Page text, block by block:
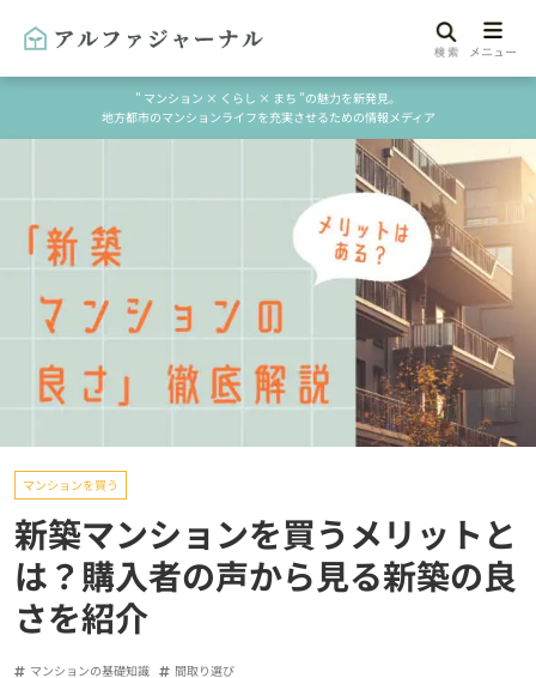
" マンション × くらし × まち "の魅力を新発見。
地方都市のマンションライフを充実させるための情報メディア
マンションを買う
新築マンションを買うメリットと
は？購入者の声から見る新築の良
さを紹介
マンションの基礎知識 間取り選び